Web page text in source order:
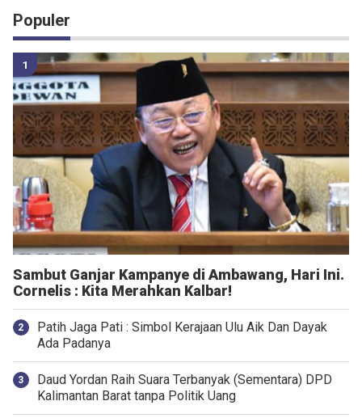
Populer
Sambut Ganjar Kampanye di Ambawang, Hari Ini.
Cornelis : Kita Merahkan Kalbar!
Patih Jaga Pati : Simbol Kerajaan Ulu Aik Dan Dayak
Ada Padanya
Daud Yordan Raih Suara Terbanyak (Sementara) DPD
Kalimantan Barat tanpa Politik Uang